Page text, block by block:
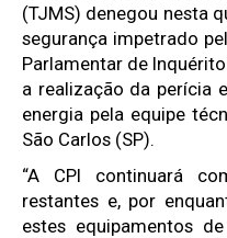
(TJMS) denegou nesta
segurança impetrado
Parlamentar de
a realização da perícia
energia pela equipe
São Carlos (SP).
“A CPI continuará
restantes e, por
estes equipamentos